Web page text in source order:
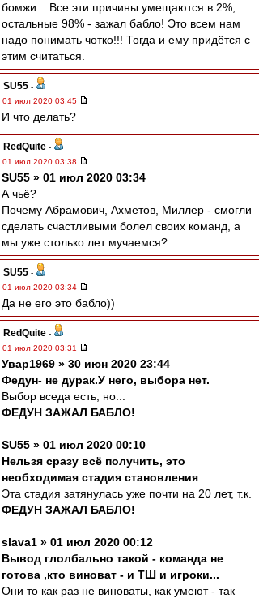
бомжи... Все эти причины умещаются в 2%,
остальные 98% - зажал бабло! Это всем нам
надо понимать чотко!!! Тогда и ему придётся с
этим считаться.
SU55 -
01 июл 2020 03:45
И что делать?
RedQuite -
01 июл 2020 03:38
SU55 » 01 июл 2020 03:34
А чьё?
Почему Абрамович, Ахметов, Миллер - смогли
сделать счастливыми болел своих команд, а
мы уже столько лет мучаемся?
SU55 -
01 июл 2020 03:34
Да не его это бабло))
RedQuite -
01 июл 2020 03:31
Увар1969 » 30 июн 2020 23:44
Федун- не дурак.У него, выбора нет.
Выбор вседа есть, но...
ФЕДУН ЗАЖАЛ БАБЛО!
SU55 » 01 июл 2020 00:10
Нельзя сразу всë получить, это
необходимая стадия становления
Эта стадия затянулась уже почти на 20 лет, т.к.
ФЕДУН ЗАЖАЛ БАБЛО!
slava1 » 01 июл 2020 00:12
Вывод глолбально такой - команда не
готова ,кто виноват - и ТШ и игроки...
Они то как раз не виноваты, как умеют - так